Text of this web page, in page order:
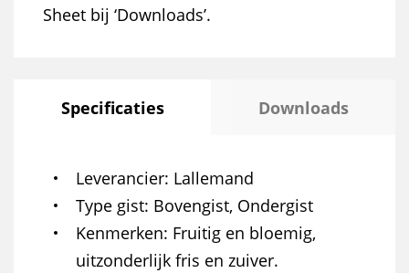
Sheet bij ‘Downloads’.
Specificaties Downloads
Leverancier Lallemand
Type gist Bovengist, Ondergist
Kenmerken Fruitig en bloemig,
uitzonderlijk fris en zuiver.